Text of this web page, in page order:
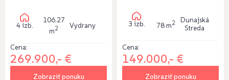
4 izb.
106.27
m2 Vydrany
Cena:
269.900,- €
Zobraziť ponuku
3 izb. 78 m2
Dunajská
Streda
Cena:
149.000,- €
Zobraziť ponuku